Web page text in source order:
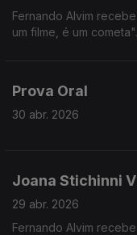
Fernando Alvim
um filme, é um cometa".
Prova Oral
30 abr. 2026
Joana Stichinni
29 abr. 2026
Fernando Alvim